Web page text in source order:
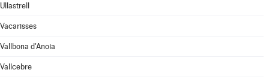
Ullastrell
Vacarisses
Vallbona d'Anoia
Vallcebre